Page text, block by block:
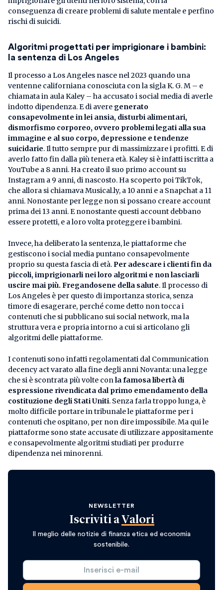
conseguenza di creare problemi di salute mentale e perfino
rischi di suicidi.
Algoritmi progettati per imprigionare i bambini:
la sentenza di Los Angeles
Il processo a Los Angeles nasce nel 2023 quando una
ventenne californiana conosciuta con la sigla K. G. M – e
chiamata in aula Kaley – ha accusato i social media di averle
indotto dipendenza. E di avere generato
consapevolmente in lei ansia, disturbi alimentari,
dismorfismo corporeo, ovvero problemi legati alla sua
immagine e al suo corpo, depressione e tendenze
suicidarie. Il tutto sempre pur di massimizzare i profitti. E di
averlo fatto fin dalla più tenera età. Kaley si è infatti iscritta a
YouTube a 8 anni. Ha creato il suo primo account su
Instagram a 9 anni, di nascosto. Ha scoperto poi TikTok,
che allora si chiamava Musical.ly, a 10 anni e a Snapchat a 11
anni. Nonostante per legge non si possano creare account
prima dei 13 anni. E nonostante questi account debbano
essere protetti, e a loro volta proteggere i bambini.
Invece, ha deliberato la sentenza, le piattaforme che
gestiscono i social media puntano consapevolmente
proprio su questa fascia di età.Per adescare i clienti fin da
piccoli, imprigionarli nei loro algoritmi e non lasciarli
uscire mai più. Fregandosene della salute. Il processo di
Los Angeles è per questo di importanza storica, senza
timore di esagerare, perché come detto non tocca i
contenuti che si pubblicano sui social network, ma la
struttura vera e propria intorno a cui si articolano gli
algoritmi delle piattaforme.
I contenuti sono infatti regolamentati dal Communication
decency act varato alla fine degli anni Novanta: una legge
che si è scontrata più volte conla famosa libertà di
espressione rivendicata dal primo emendamento della
costituzione degli Stati Uniti. Senza farla troppo lunga, è
molto difficile portare in tribunale le piattaforme per i
contenuti che ospitano, per non dire impossibile. Ma qui le
piattaforme sono state accusate di utilizzare appositamente
e consapevolmente algoritmi studiati per produrre
dipendenza nei minorenni.
NEWSLETTER
Iscriviti a Valori
Il meglio delle notizie di finanza etica ed economia
sostenibile.